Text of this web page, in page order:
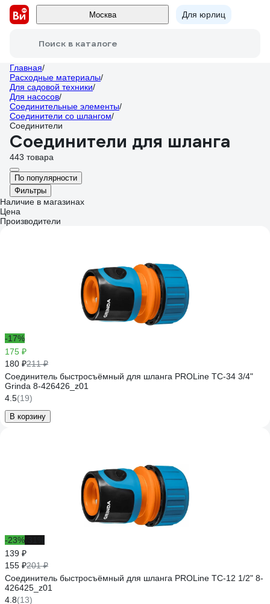
Москва Для юрлиц
Поиск в каталоге
Главная/
Расходные материалы/
Для садовой техники/
Для насосов/
Соединительные элементы/
Соединители со шлангом/
Соединители
Соединители для шланга
443 товара
По популярности
Фильтры
Наличие в магазинах
Цена
Производители
-17%
175 ₽
180 ₽211 ₽
Соединитель быстросъёмный для шланга PROLine TC-34 3/4"
Grinda 8-426426_z01
4.5(19)
В корзину
-23%
139 ₽
155 ₽201 ₽
Соединитель быстросъёмный для шланга PROLine TC-12 1/2" 8-
426425_z01
4.8(13)